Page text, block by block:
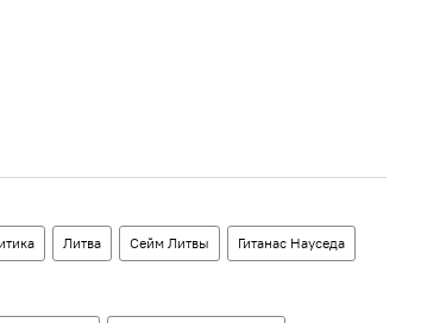
Литва Сейм Литвы Гитанас Науседа